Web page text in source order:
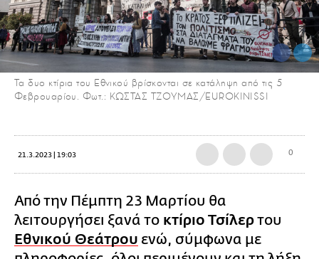
Τα δυο κτίρια του Εθνικού βρίσκονται σε κατάληψη από τις 5
Φεβρουαρίου. Φωτ.: ΚΩΣΤΑΣ ΤΖΟΥΜΑΣ/EUROKINISSI
21.3.2023 | 19:03 0
Από την Πέμπτη 23 Μαρτίου θα
λειτουργήσει ξανά το κτίριο Τσίλερτου
Εθνικού Θεάτρου ενώ, σύμφωνα με